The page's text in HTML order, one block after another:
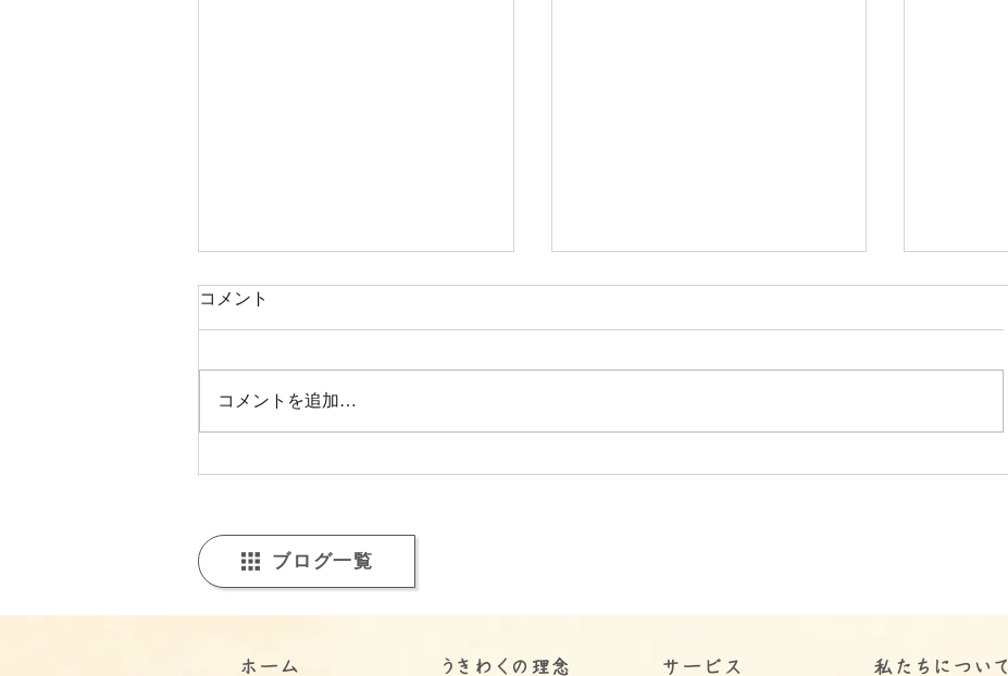
理活動のはなし
コメント
コメントを追加…
ブログ一覧
​ホーム サービス ​私たちについて
うきわくの理念